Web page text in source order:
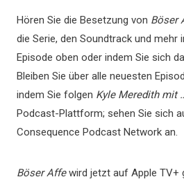
Hören Sie die Besetzung von Böser
die Serie, den Soundtrack und mehr
Episode oben oder indem Sie sich
Bleiben Sie über alle neuesten
indem Sie folgen Kyle Meredith mit
Podcast-Plattform; sehen Sie sich
Consequence Podcast Network an.
Böser Affewird jetzt auf Apple TV+